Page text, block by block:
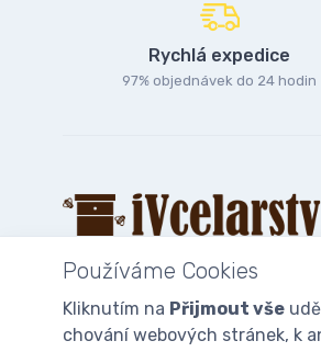
Rychlá expedice
97% objednávek do 24 hodin
© 2025iVcelarstvi.cz®Všechna
Používáme Cookies
Kliknutím na Přijmout vše
chování webových stránek, k